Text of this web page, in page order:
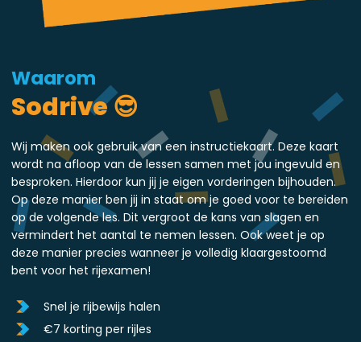
Waarom
Sodrive 😎
Wij maken ook gebruik van een instructiekaart. Deze kaart
wordt na afloop van de lessen samen met jou ingevuld en
besproken. Hierdoor kun jij je eigen vorderingen bijhouden.
Op deze manier ben jij in staat om je goed voor te bereiden
op de volgende les. Dit vergroot de kans van slagen en
vermindert het aantal te nemen lessen. Ook weet je op
deze manier precies wanneer je volledig klaargestoomd
bent voor het rijexamen!
Snel je rijbewijs halen
€7 korting per rijles